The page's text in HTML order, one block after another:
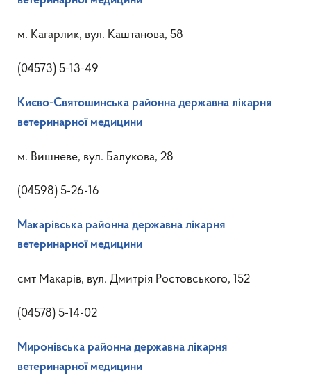
м. Кагарлик, вул. Каштанова, 58
(04573) 5-13-49
Києво-Святошинська районна державна лікарня
ветеринарної медицини
м. Вишневе, вул. Балукова, 28
(04598) 5-26-16
Макарівська районна державна лікарня
ветеринарної медицини
смт Макарів, вул. Дмитрія Ростовського, 152
(04578) 5-14-02
Миронівська районна державна лікарня
ветеринарної медицини